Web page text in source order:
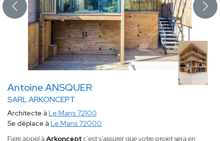
Antoine ANSQUER
SARL ARKONCEPT
Architecte à Le Mans 72100
Se déplace à Le Mans 72000
Faire appel à Arkoncept c’est s’assurer que votre projet sera en